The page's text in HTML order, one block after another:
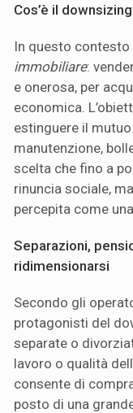
Cos’è il
In questo contesto
immobiliare:
e onerosa, per
economica.
estinguere il
manutenzione,
scelta che fino a
rinuncia sociale,
percepita come
Separazioni,
ridimensionarsi
Secondo gli
protagonisti del
separate o
lavoro o qualità
consente di
posto di una